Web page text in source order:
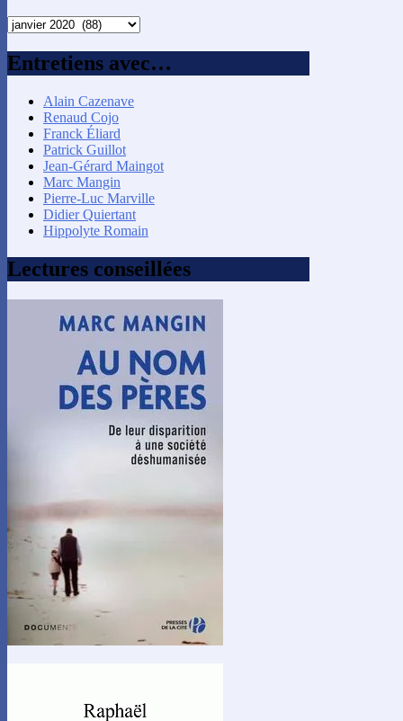
Recherche
mois
Entretiens avec…
Alain Cazenave
Renaud Cojo
Franck Éliard
Patrick Guillot
Jean-Gérard Maingot
Marc Mangin
Pierre-Luc Marville
Didier Quiertant
Hippolyte Romain
Lectures conseillées